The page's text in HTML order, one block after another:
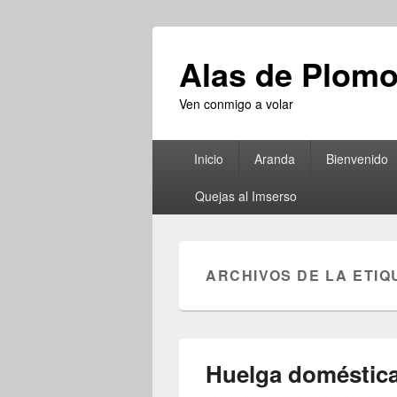
Alas de Plomo
Ven conmigo a volar
principalInicio Aranda Bienvenido
Quejas al Imserso
ARCHIVOS DE LA
Huelga